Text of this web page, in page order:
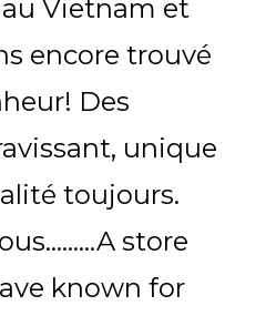
Vietnam et
encore trouvé
Des
unique
toujours.
store
known for